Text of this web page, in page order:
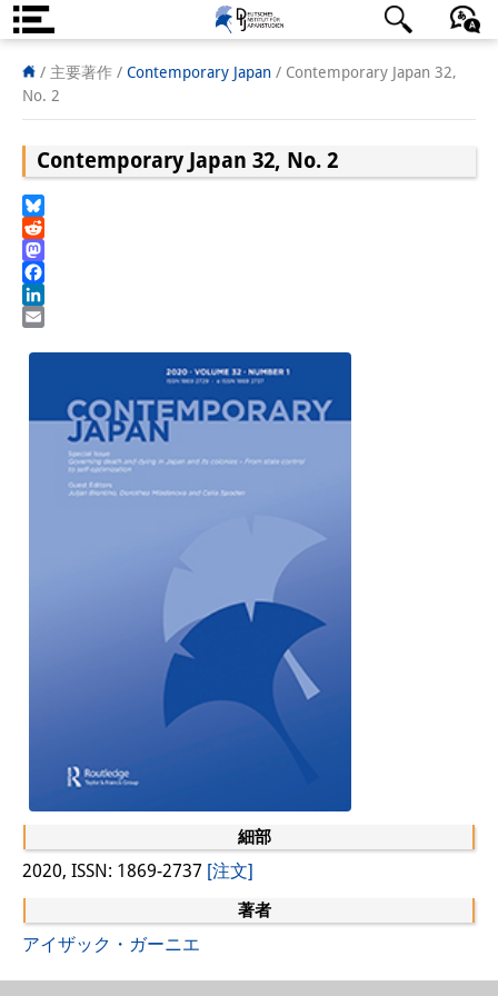
DIJ案内
研究所の概要
チーム
ーション
リサーチ・サポート
客員研究員
奨学生
研究活動の概要
研究クラスター
日本におけるサステナビリティ
研究クラスター
デジタル・トランスフォーメー
研究クラスター
トランスリージョナル・ジャパ
日本語 English Deutsch
/ 主要著作 / Contemporary Japan / Contemporary Japan 32,
No. 2
細部
2020, ISSN: 1869-2737 [注文]
著者
アイザック・ガーニエ
Contemporary Japan 32, No. 2
Bluesky
Reddit
Mastodon
Facebook
LinkedIn